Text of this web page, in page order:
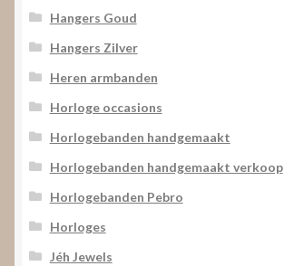
Hangers Goud
Hangers Zilver
Heren armbanden
Horloge occasions
Horlogebanden handgemaakt
Horlogebanden handgemaakt verkoop
Horlogebanden Pebro
Horloges
Jéh Jewels